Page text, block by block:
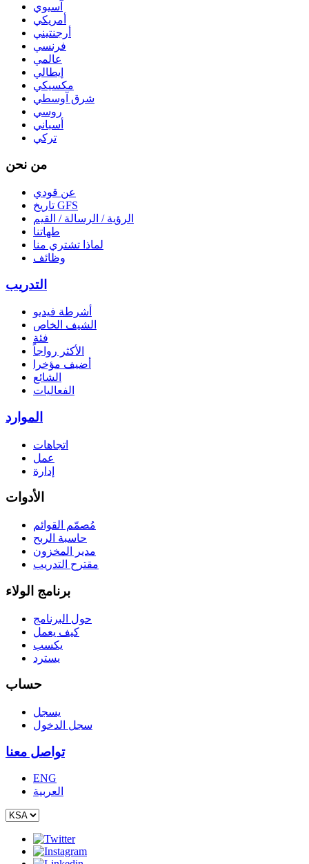
آسيوي
أمريكي
أرجنتيني
فرنسي
عالمي
إيطالي
مكسيكي
شرق آوسطي
روسي
أسباني
تركي
من نحن
عن قودي
تاريخ GFS
الرؤية / الرسالة / القيم
طهاتنا
لماذا تشتري منا
وظائف
التدريب
أشرطة فيديو
الشيف الخاص
فئة
الأكثر رواجاً
أضيف مؤخرا
الشائع
الفعاليات
الموارد
اتجاهات
عمل
إدارة
الأدوات
مُصمّم القوائم
حاسبة الربح
مدير المخزون
مقترح التدريب
برنامج الولاء
حول البرنامج
كيف يعمل
يكسب
يسترد
حساب
يسجل
سجل الدخول
تواصل معنا
ENG
العربية